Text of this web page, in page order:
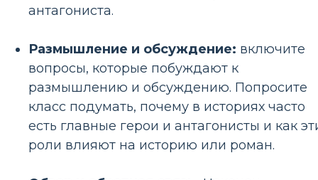
антагониста.
Размышление и обсуждение: включите
вопросы, которые побуждают к
размышлению и обсуждению. Попросите
класс подумать, почему в историях часто
есть главные герои и антагонисты и как
роли влияют на историю или роман.